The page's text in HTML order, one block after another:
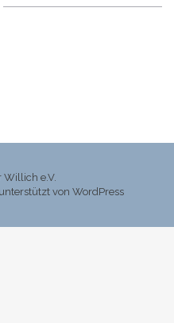
Willich e.V.
unterstützt von WordPress